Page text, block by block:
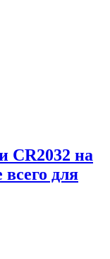
CR2032 на
для